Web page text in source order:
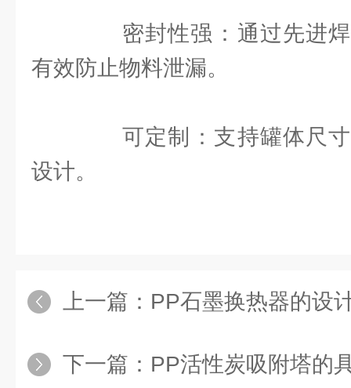
密封性强‌：通过先进焊
有效防止物料泄漏。 ‌
可定制‌：支持罐体尺寸
设计。 ‌
上一篇： PP石墨换热器的设
下一篇： PP活性炭吸附塔的